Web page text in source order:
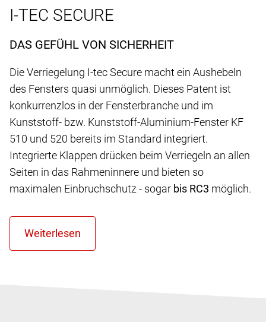
I-TEC SECURE
DAS GEFÜHL VON SICHERHEIT
Die Verriegelung I-tec Secure macht ein Aushebeln
des Fensters quasi unmöglich. Dieses Patent ist
konkurrenzlos in der Fensterbranche und im
Kunststoff- bzw. Kunststoff-Aluminium-Fenster KF
510 und 520 bereits im Standard integriert.
Integrierte Klappen drücken beim Verriegeln an allen
Seiten in das Rahmeninnere und bieten so
maximalen Einbruchschutz - sogar bis RC3 möglich.